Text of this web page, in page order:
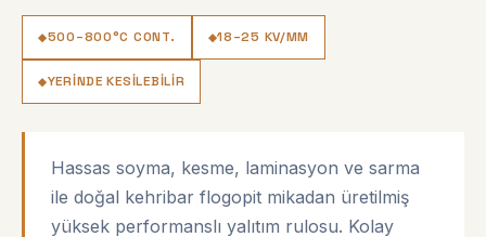
500–800°C CONT. 18–25 KV/MM
YERINDE KESILEBILIR
Hassas soyma, kesme, laminasyon ve sarma
ile doğal kehribar flogopit mikadan üretilmiş
yüksek performanslı yalıtım rulosu. Kolay